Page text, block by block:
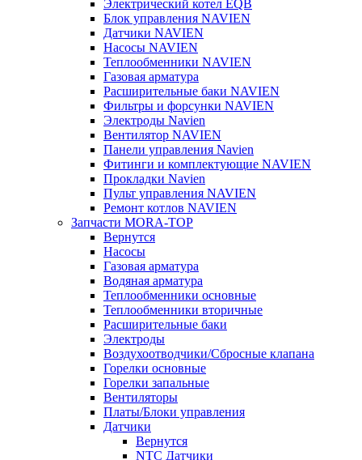
Электрический котел EQB
Блок управления NAVIEN
Датчики NAVIEN
Насосы NAVIEN
Теплообменники NAVIEN
Газовая арматура
Расширительные баки NAVIEN
Фильтры и форсунки NAVIEN
Электроды Navien
Вентилятор NAVIEN
Панели управления Navien
Фитинги и комплектующие NAVIEN
Прокладки Navien
Пульт управления NAVIEN
Ремонт котлов NAVIEN
Запчасти MORA-TOP
Вернутся
Насосы
Газовая арматура
Водяная арматура
Теплообменники основные
Теплообменники вторичные
Расширительные баки
Электроды
Воздухоотводчики/Сбросные клапана
Горелки основные
Горелки запальные
Вентиляторы
Платы/Блоки управления
Датчики
Вернутся
NTC Датчики